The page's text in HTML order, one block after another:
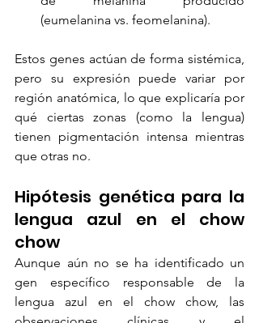
(eumelanina vs. feomelanina).
Estos genes actúan de forma sistémica,
pero su expresión puede variar por
región anatómica, lo que explicaría por
qué ciertas zonas (como la lengua)
tienen pigmentación intensa mientras
que otras no.
Hipótesis genética para la
lengua azul en el chow
chow
Aunque aún no se ha identificado un
gen específico responsable de la
lengua azul en el chow chow, las